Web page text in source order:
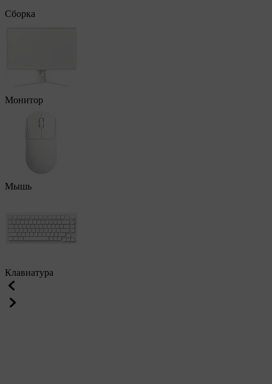
Сборка
Монитор
Мышь
Клавиатура